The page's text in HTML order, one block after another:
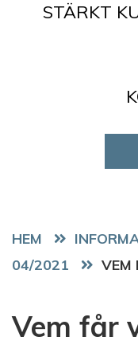
STÄRKT
HEM
04/2021
VEM
Vem får